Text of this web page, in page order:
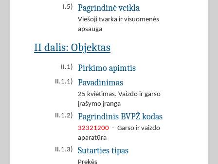
I.5)
Pagrindinė veikla
Viešoji tvarka ir visuomenės
apsauga
II dalis: Objektas
II.1) Pirkimo apimtis
II.1.1) Pavadinimas
25 kvietimas. Vaizdo ir garso
įrašymo įranga
II.1.2)
Pagrindinis BVPŽ kodas
32321200 - Garso ir vaizdo
aparatūra
II.1.3)
Sutarties tipas
Prekės